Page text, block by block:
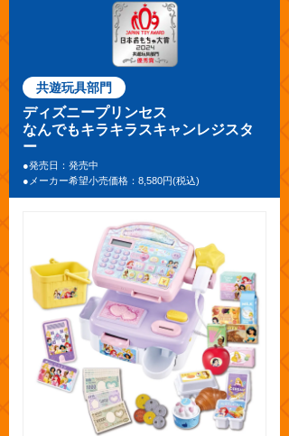
共遊玩具部門
ディズニープリンセス
なんでもキラキラスキャンレジスタ
ー
●発売日：発売中
●メーカー希望小売価格：8,580円(税込)